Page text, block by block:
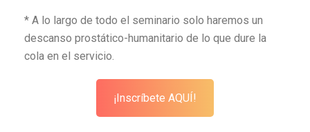
* A lo largo de todo el seminario solo haremos un
descanso prostático-humanitario de lo que dure la
cola en el servicio.
¡Inscríbete AQUÍ!